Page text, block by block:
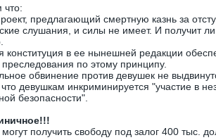
что:
предлагающий смертную казнь за
слушания, и силы не имеет. И получит ли
конституция в ее нынешней редакции
по этому принципу.
обвинение против девушек не
девушкам инкриминируется "участие в
безопасности".
получить свободу под залог 400 тыс.